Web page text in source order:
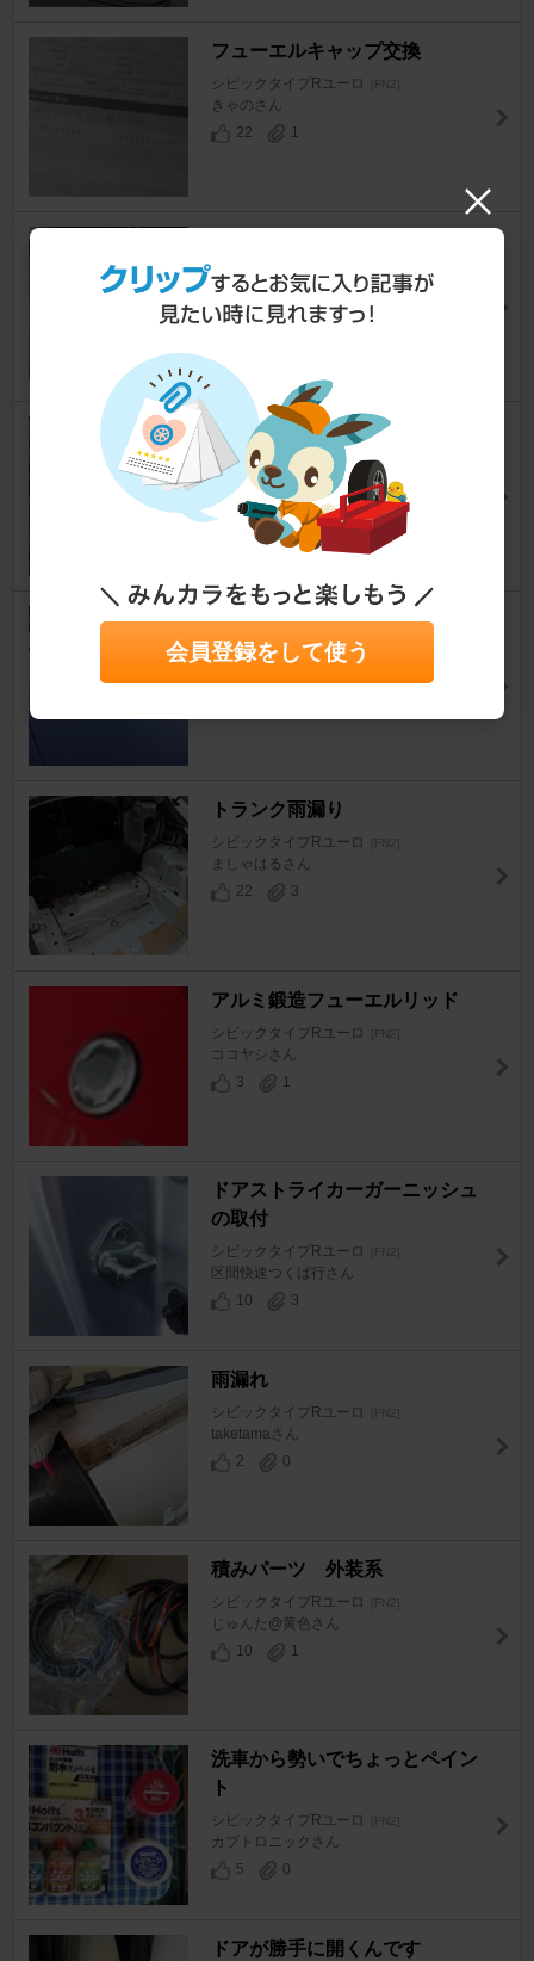
フューエルキャップ交換
シビックタイプRユーロ [FN2]
きゃのさん
22
1
シビックタイプRユーロ [FN2]
コボりんさん
12
2
リアハッチゲートダンパー及び
ヒンジ部に潤滑剤注油
シビックタイプRユーロ [FN2]
@dryさん
0
ドアアウターハンドル交換
シビックタイプRユーロ
トランク雨漏り
シビックタイプRユーロ [FN2]
ましゃはるさん
22
3
アルミ鍛造フューエルリッド
シビックタイプRユーロ [FN2]
ココヤシさん
3
1
ドアストライカーガーニッシュ
の取付
シビックタイプRユーロ [FN2]
区間快速つくば行さん
10
3
雨漏れ
シビックタイプRユーロ [FN2]
taketamaさん
2
0
積みパーツ 外装系
シビックタイプRユーロ [FN2]
じゅんた@黄色さん
10
1
洗車から勢いでちょっとペイン
ト
シビックタイプRユーロ [FN2]
カブトロニックさん
5
0
ドアが勝手に開くんです
会員登録をして使う